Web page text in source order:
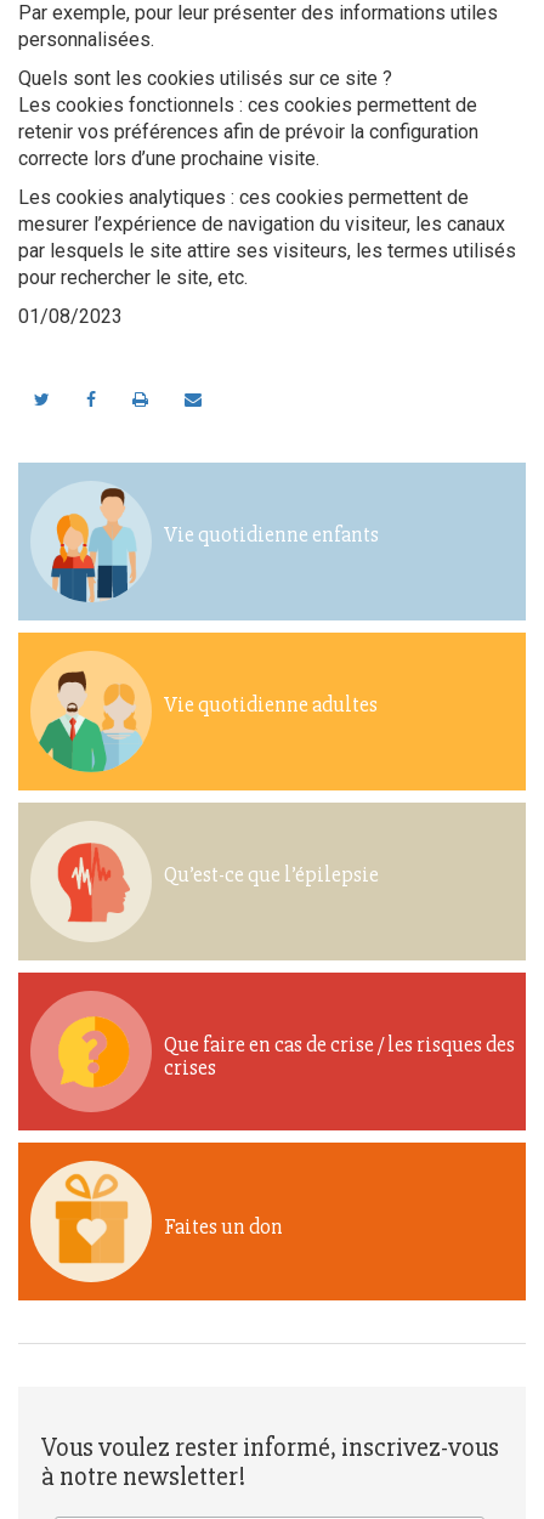
Par exemple, pour leur présenter des informations utiles
personnalisées.
Quels sont les cookies utilisés sur ce site ?
Les cookies fonctionnels : ces cookies permettent de
retenir vos préférences afin de prévoir la configuration
correcte lors d’une prochaine visite.
Les cookies analytiques : ces cookies permettent de
mesurer l’expérience de navigation du visiteur, les canaux
par lesquels le site attire ses visiteurs, les termes utilisés
pour rechercher le site, etc.
01/08/2023
Vie quotidienne enfants
Vie quotidienne adultes
Qu’est-ce que l’épilepsie
Que faire en cas de crise / les risques des
crises
Faites un don
Vous voulez rester informé, inscrivez-vous
à notre newsletter!